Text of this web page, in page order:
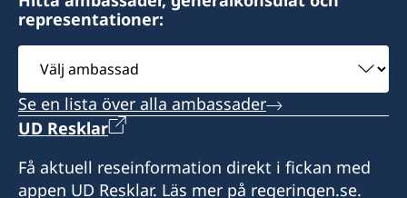
Svenska ambassaden i Maputo är
sidoackrediterad till Eswatini. Svenska
besökare i Eswatini kan vid behov kontakta
konsulatet. Det går även bra att ta kontakt med
svenska ambassaden i Maputo.
Anita Jones
Kontakta konsulatet för att boka tid.
Svenska ambassaden i Maputo är
sidoackrediterad till Madagaskar. Svenska
besökare i Madagaskar kan vid behov kontakta
konsulatet. Det går även bra att ta kontakt med
svenska ambassaden i Maputo.
representationer:
Välj
ambassad
Se en lista över alla ambassader
UD Resklar
Få aktuell reseinformation direkt i fickan med
appen UD Resklar. Läs mer på regeringen.se.